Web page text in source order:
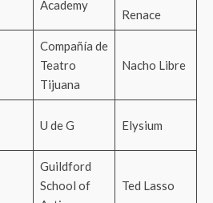
Academy
Renace
Compañía de
Teatro
Tijuana
Nacho Libre
U de G Elysium
Guildford
School of
Ted Lasso